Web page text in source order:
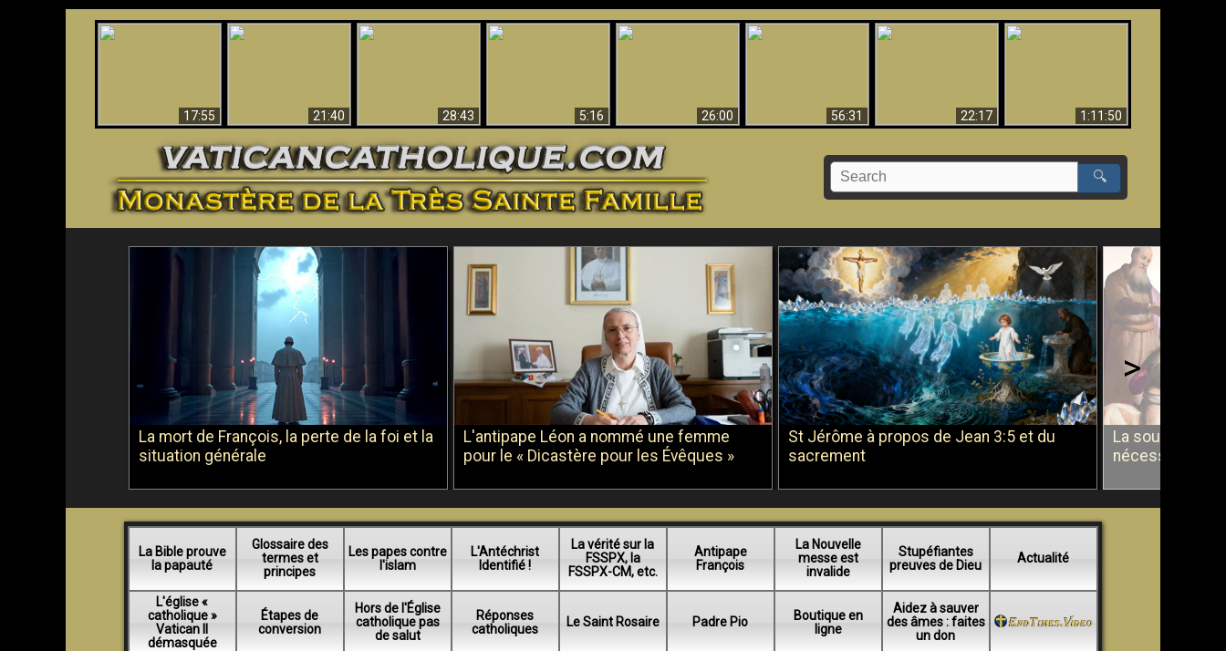
17:55
21:40
28:43
5:16
26:00 56:31 22:17
1:11:50
🔍
La mort de François, la perte de la foi et la
situation générale
L'antipape Léon a nommé une femme
pour le « Dicastère pour les Évêques »
St Jérôme à propos de Jean 3:5 et du
sacrement
La soumission
nécessité du
>
La Bible prouve
la papauté
Glossaire des
termes et
principes
Les papes contre
l'islam
L'Antéchrist
Identifié !
La vérité sur la
FSSPX, la
FSSPX-CM, etc.
Antipape
François
La Nouvelle
messe est
invalide
Stupéfiantes
preuves de Dieu
Actualité
L'église «
catholique »
Vatican II
démasquée
Étapes de
conversion
Hors de l'Église
catholique pas
de salut
Réponses
catholiques
Le Saint Rosaire Padre Pio
Boutique en
ligne
Aidez à sauver
des âmes : faites
un don